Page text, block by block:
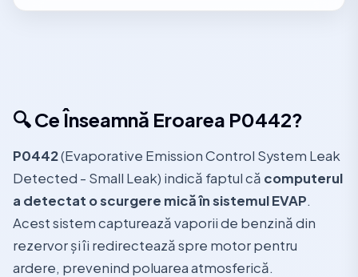
🔍 Ce Înseamnă Eroarea P0442?
P0442(Evaporative Emission Control System Leak
Detected - Small Leak) indică faptul că computerul
a detectat o scurgere mică în sistemul EVAP.
Acest sistem capturează vaporii de benzină din
rezervor și îi redirectează spre motor pentru
ardere, prevenind poluarea atmosferică.